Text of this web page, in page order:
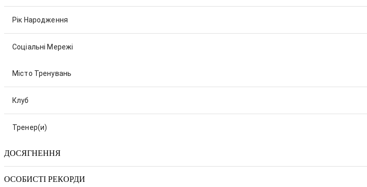
Рік Народження
Соціальні Мережі
Місто Тренувань
Клуб
Тренер(и)
ДОСЯГНЕННЯ
ОСОБИСТІ РЕКОРДИ